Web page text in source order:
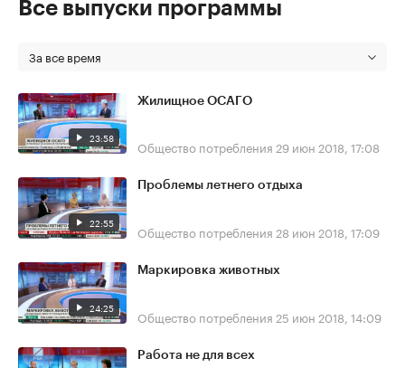
Все выпуски программы
За все время
23:58
Жилищное ОСАГО
Общество потребления 29 июн 2018, 17:08
22:55
Проблемы летнего отдыха
Общество потребления 28 июн 2018, 17:09
24:25
Маркировка животных
Общество потребления 25 июн 2018, 14:09
Работа не для всех